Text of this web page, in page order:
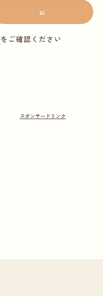
ai
をご確認ください